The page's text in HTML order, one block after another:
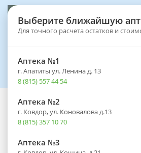
Выберите ближайшую
Для точного расчета остатков и
Аптека №1
г. Апатиты ул. Ленина д. 13
8 (815) 557 44 54
Аптека №2
г. Ковдор, ул. Коновалова д.13
8 (815) 357 10 70
Аптека №3
Каталог Оптика
Линзы ILLUSION Fashion
14,2 -01,00 №6